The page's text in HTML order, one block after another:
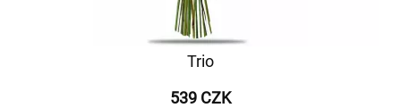
Trio
539 CZK